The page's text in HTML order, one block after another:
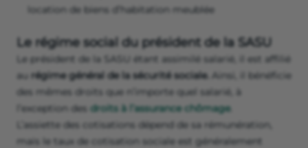
location de biens d’habitation meublée
Le régime social du président de la SASU
Le président de la SASU étant assimilé salarié, il est affilié
au régime général de la sécurité sociale. Ainsi, il bénéficie
des mêmes droits que n’importe quel salarié, à
l’exception des droits à l’assurance chômage.
L’assiette des cotisations dépend de sa rémunération,
mais le taux de cotisation sociale est généralement